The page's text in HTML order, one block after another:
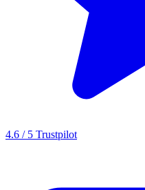
4.6 / 5 Trustpilot